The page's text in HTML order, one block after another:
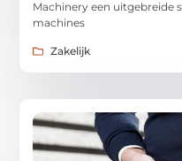
Machinery een uitgebreide
machines
Zakelijk